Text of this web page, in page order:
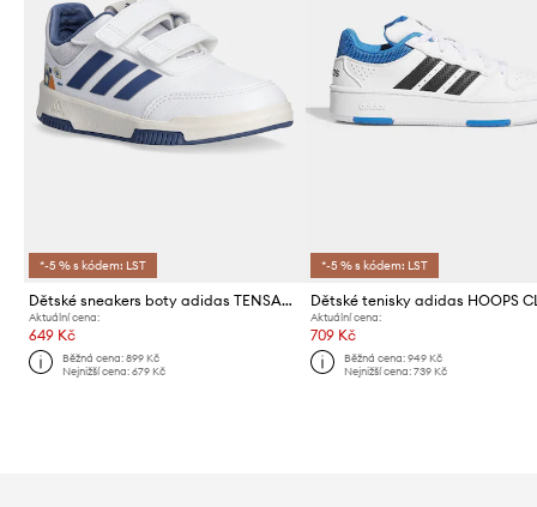
*-5 % s kódem: LST
Dětské sneakers boty adidas TENSAUR SPORT MICKEY
Aktuální cena:
649 Kč
Běžná cena:899 Kč
Nejnižší cena:679 Kč
*-5 % s kódem: LST
Aktuální cena:
709 Kč
Běžná cena: 949 Kč
Nejnižší cena: 739 Kč